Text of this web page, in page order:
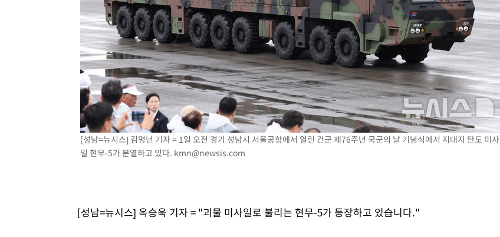
[속보]코스피, 6200선 약보합…0.60% 내린 6258.77에 마쳐
[속보]원·달러 환율, 7.7원 내린 1416.1원 마감
[속보] 노원서 40.1도 관측…서울, 2018년 이후 첫 40도
[속보]종합특검, '계엄 수용공간 확보' 신용해 前교정본부장 기소
외신들도 주목한 韓축구 파문…"국민적 공분에 수사 재개"
11시간 압수수색에 성접대 파문까지…'쑥대밭' 된 축구협회
[속보]규제합리화위원회 부위원장에 김태유 서울대 공대 교수…이병태
[성남=뉴시스] 김명년 기자 = 1일 오전 경기 성남시 서울공항에서 열린 건군 제76주년 국군의 날 기념식에서 지대지 탄도 미사
일 현무-5가 분열하고 있다. kmn@newsis.com
[성남=뉴시스] 옥승욱 기자 = "괴물 미사일로 불리는 현무-5가 등장하고 있습니다."